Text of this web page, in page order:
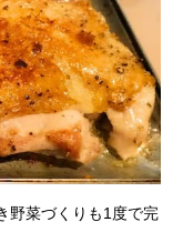
野菜づくりも1度で完